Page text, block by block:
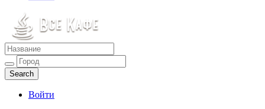
Все кафе города
Каталог хороших кафе
Войти